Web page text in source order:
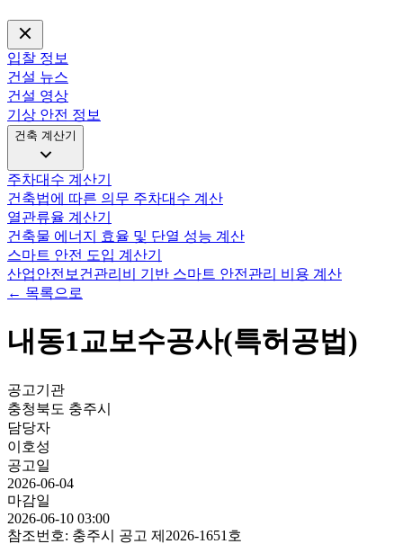
입찰 정보
건설 뉴스
건설 영상
기상 안전 정보
건축 계산기
주차대수 계산기
건축법에 따른 의무 주차대수 계산
열관류율 계산기
건축물 에너지 효율 및 단열 성능 계산
스마트 안전 도입 계산기
산업안전보건관리비 기반 스마트 안전관리 비용 계산
← 목록으로
내동1교보수공사(특허공법)
공고기관
충청북도 충주시
담당자
이호성
공고일
2026-06-04
마감일
2026-06-10 03:00
참조번호: 충주시 공고 제2026-1651호